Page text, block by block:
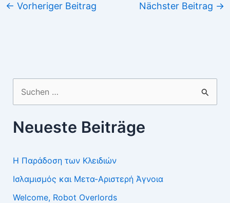
← Vorheriger Beitrag Nächster Beitrag →
Suchen
nach:
Neueste Beiträge
Η Παράδοση των Κλειδιών
Ισλαμισμός και Μετα-Αριστερή Άγνοια
Welcome, Robot Overlords